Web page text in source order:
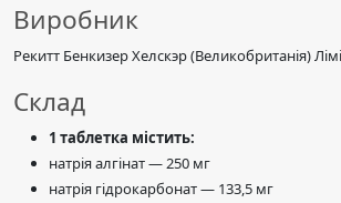
Виробник
Рекитт Бенкизер Хелскэр (Великобританія)
Склад
1 таблетка містить:
натрія алгінат — 250 мг
натрія гідрокарбонат — 133,5 мг